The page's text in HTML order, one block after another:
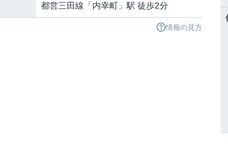
都営三田線 「内幸町 」駅 徒歩2分
情報の見方